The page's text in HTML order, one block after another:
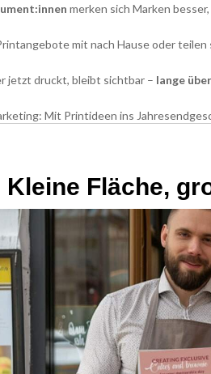
merken sich Marken
mit nach Hause oder teilen
jetzt druckt, bleibt sichtbar – lange
Mit Printideen ins
Kleine Fläche,